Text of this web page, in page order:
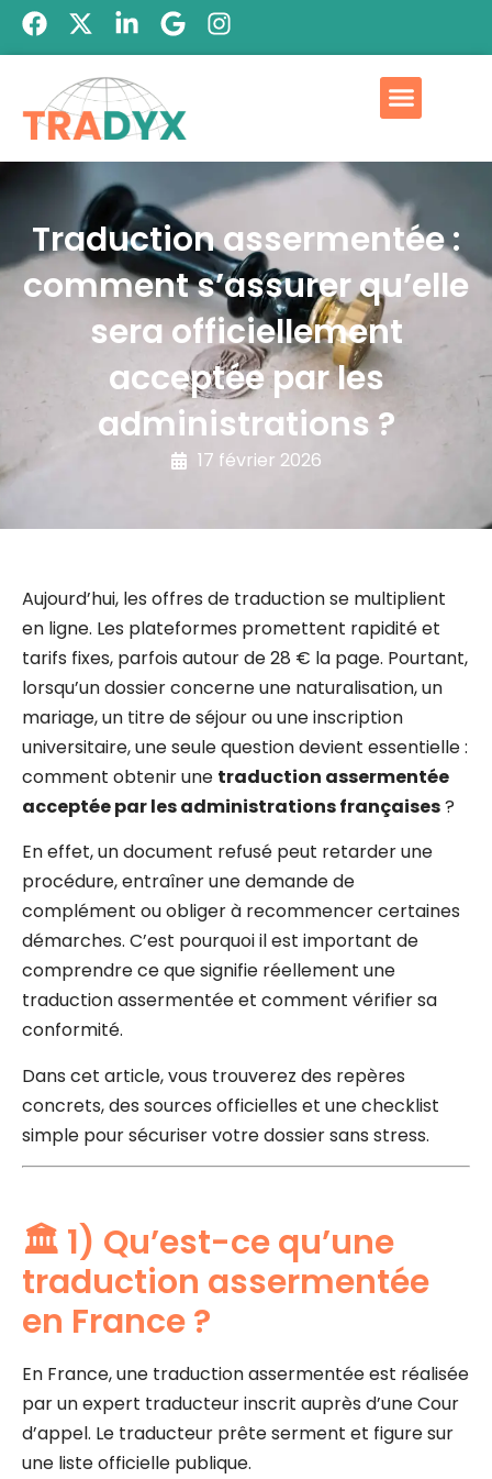
Traduction assermentée :
comment s’assurer qu’elle
sera officiellement
acceptée par les
administrations ?
17 février 2026
Aujourd’hui, les offres de traduction se multiplient
en ligne. Les plateformes promettent rapidité et
tarifs fixes, parfois autour de 28 € la page. Pourtant,
lorsqu’un dossier concerne une naturalisation, un
mariage, un titre de séjour ou une inscription
universitaire, une seule question devient essentielle :
comment obtenir une traduction assermentée
acceptée par les administrations françaises?
En effet, un document refusé peut retarder une
procédure, entraîner une demande de
complément ou obliger à recommencer certaines
démarches. C’est pourquoi il est important de
comprendre ce que signifie réellement une
traduction assermentée et comment vérifier sa
conformité.
Dans cet article, vous trouverez des repères
concrets, des sources officielles et une checklist
simple pour sécuriser votre dossier sans stress.
🏛️ 1) Qu’est-ce qu’une
traduction assermentée
en France ?
En France, une traduction assermentée est réalisée
par un expert traducteur inscrit auprès d’une Cour
d’appel. Le traducteur prête serment et figure sur
une liste officielle publique.